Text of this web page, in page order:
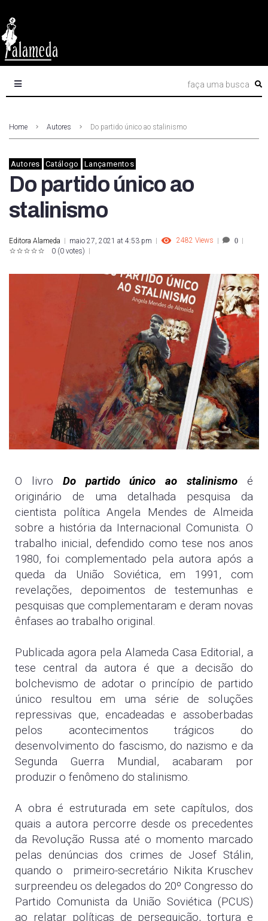
Home Autores Do partido único ao stalinismo
Autores Catálogo Lançamentos
Do partido único ao
stalinismo
Editora Alameda maio 27, 2021 at 4:53 pm 2482 Views 0
0 (0 votes)
O livro Do partido único ao stalinismo é
originário de uma detalhada pesquisa da
cientista política Angela Mendes de Almeida
sobre a história da Internacional Comunista. O
trabalho inicial, defendido como tese nos anos
1980, foi complementado pela autora após a
queda da União Soviética, em 1991, com
revelações, depoimentos de testemunhas e
pesquisas que complementaram e deram novas
ênfases ao trabalho original.
Publicada agora pela Alameda Casa Editorial, a
tese central da autora é que a decisão do
bolchevismo de adotar o princípio de partido
único resultou em uma série de soluções
repressivas que, encadeadas e assoberbadas
pelos acontecimentos trágicos do
desenvolvimento do fascismo, do nazismo e da
Segunda Guerra Mundial, acabaram por
produzir o fenômeno do stalinismo.
A obra é estruturada em sete capítulos, dos
quais a autora percorre desde os precedentes
da Revolução Russa até o momento marcado
pelas denúncias dos crimes de Josef Stálin,
quando o primeiro-secretário Nikita Kruschev
surpreendeu os delegados do 20º Congresso do
Partido Comunista da União Soviética (PCUS)
ao relatar políticas de perseguição, tortura e